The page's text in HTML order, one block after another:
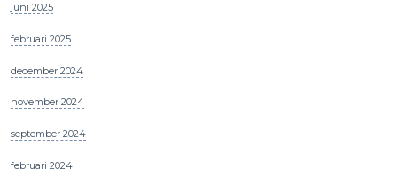
juni 2025
februari 2025
december 2024
november 2024
september 2024
februari 2024